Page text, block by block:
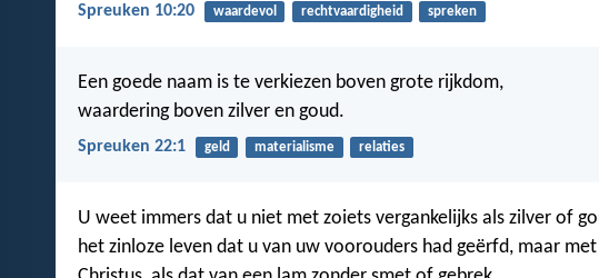
Spreuken 10:20 waardevol rechtvaardigheid spreken
Een goede naam is te verkiezen boven grote rijkdom,
waardering boven zilver en goud.
Spreuken 22:1 geld materialisme relaties
U weet immers dat u niet met zoiets vergankelijks als zilver of
het zinloze leven dat u van uw voorouders had geërfd, maar